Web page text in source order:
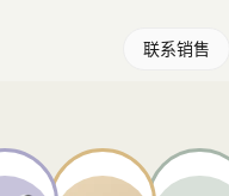
联系销售